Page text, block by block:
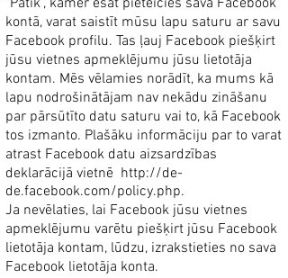
"Patīk", kamēr esat pieteicies savā Facebook
kontā, varat saistīt mūsu lapu saturu ar savu
Facebook profilu. Tas ļauj Facebook piešķirt
jūsu vietnes apmeklējumu jūsu lietotāja
kontam. Mēs vēlamies norādīt, ka mums kā
lapu nodrošinātājam nav nekādu zināšanu
par pārsūtīto datu saturu vai to, kā Facebook
tos izmanto. Plašāku informāciju par to varat
atrast Facebook datu aizsardzības
deklarācijā vietnē http://de-
de.facebook.com/policy.php.
Ja nevēlaties, lai Facebook jūsu vietnes
apmeklējumu varētu piešķirt jūsu Facebook
lietotāja kontam, lūdzu, izrakstieties no sava
Facebook lietotāja konta.